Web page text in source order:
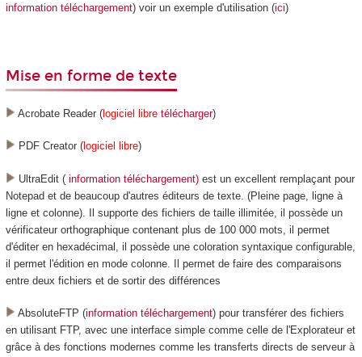
information téléchargement) voir un exemple d'utilisation (ici)
Mise en forme de texte
Acrobate Reader (logiciel libre télécharger)
PDF Creator (logiciel libre)
UltraEdit ( information téléchargement)est un excellent remplaçant pour
Notepad et de beaucoup d'autres éditeurs de texte. (Pleine page, ligne à
ligne et colonne). Il supporte des fichiers de taille illimitée, il possède un
vérificateur orthographique contenant plus de 100 000 mots, il permet
d'éditer en hexadécimal, il possède une coloration syntaxique configurable,
il permet l'édition en mode colonne. Il permet de faire des comparaisons
entre deux fichiers et de sortir des différences
AbsoluteFTP (information téléchargement) pour transférer des fichiers
en utilisant FTP, avec une interface simple comme celle de l'Explorateur et
grâce à des fonctions modernes comme les transferts directs de serveur à